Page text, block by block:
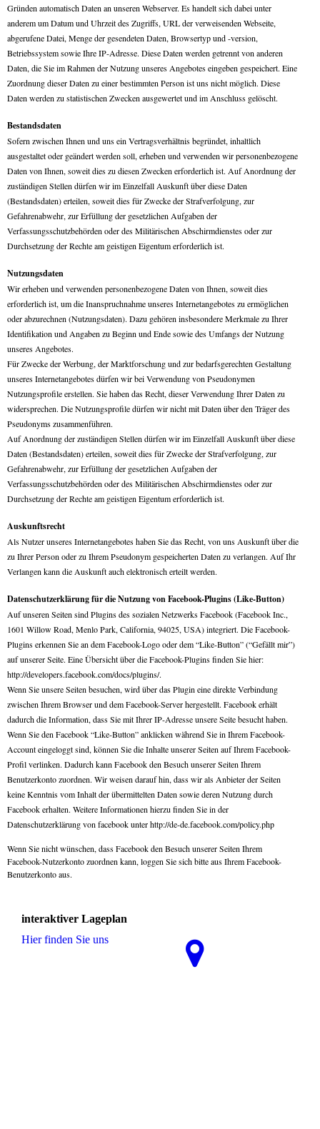
Gründen automatisch Daten an unseren Webserver. Es handelt sich dabei unter
anderem um Datum und Uhrzeit des Zugriffs, URL der verweisenden Webseite,
abgerufene Datei, Menge der gesendeten Daten, Browsertyp und -version,
Betriebssystem sowie Ihre IP-Adresse. Diese Daten werden getrennt von anderen
Daten, die Sie im Rahmen der Nutzung unseres Angebotes eingeben gespeichert. Eine
Zuordnung dieser Daten zu einer bestimmten Person ist uns nicht möglich. Diese
Daten werden zu statistischen Zwecken ausgewertet und im Anschluss gelöscht.
Bestandsdaten
Sofern zwischen Ihnen und uns ein Vertragsverhältnis begründet, inhaltlich
ausgestaltet oder geändert werden soll, erheben und verwenden wir personenbezogene
Daten von Ihnen, soweit dies zu diesen Zwecken erforderlich ist. Auf Anordnung der
zuständigen Stellen dürfen wir im Einzelfall Auskunft über diese Daten
(Bestandsdaten) erteilen, soweit dies für Zwecke der Strafverfolgung, zur
Gefahrenabwehr, zur Erfüllung der gesetzlichen Aufgaben der
Verfassungsschutzbehörden oder des Militärischen Abschirmdienstes oder zur
Durchsetzung der Rechte am geistigen Eigentum erforderlich ist.
Nutzungsdaten
Wir erheben und verwenden personenbezogene Daten von Ihnen, soweit dies
erforderlich ist, um die Inanspruchnahme unseres Internetangebotes zu ermöglichen
oder abzurechnen (Nutzungsdaten). Dazu gehören insbesondere Merkmale zu Ihrer
Identifikation und Angaben zu Beginn und Ende sowie des Umfangs der Nutzung
unseres Angebotes.
Für Zwecke der Werbung, der Marktforschung und zur bedarfsgerechten Gestaltung
unseres Internetangebotes dürfen wir bei Verwendung von Pseudonymen
Nutzungsprofile erstellen. Sie haben das Recht, dieser Verwendung Ihrer Daten zu
widersprechen. Die Nutzungsprofile dürfen wir nicht mit Daten über den Träger des
Pseudonyms zusammenführen.
Auf Anordnung der zuständigen Stellen dürfen wir im Einzelfall Auskunft über diese
Daten (Bestandsdaten) erteilen, soweit dies für Zwecke der Strafverfolgung, zur
Gefahrenabwehr, zur Erfüllung der gesetzlichen Aufgaben der
Verfassungsschutzbehörden oder des Militärischen Abschirmdienstes oder zur
Durchsetzung der Rechte am geistigen Eigentum erforderlich ist.
Auskunftsrecht
Als Nutzer unseres Internetangebotes haben Sie das Recht, von uns Auskunft über die
zu Ihrer Person oder zu Ihrem Pseudonym gespeicherten Daten zu verlangen. Auf Ihr
Verlangen kann die Auskunft auch elektronisch erteilt werden.
Datenschutzerklärung für die Nutzung von Facebook-Plugins (Like-Button)
Auf unseren Seiten sind Plugins des sozialen Netzwerks Facebook (Facebook Inc.,
1601 Willow Road, Menlo Park, California, 94025, USA) integriert. Die Facebook-
Plugins erkennen Sie an dem Facebook-Logo oder dem “Like-Button” (“Gefällt mir”)
auf unserer Seite. Eine Übersicht über die Facebook-Plugins finden Sie hier:
http://developers.facebook.com/docs/plugins/.
Wenn Sie unsere Seiten besuchen, wird über das Plugin eine direkte Verbindung
zwischen Ihrem Browser und dem Facebook-Server hergestellt. Facebook erhält
dadurch die Information, dass Sie mit Ihrer IP-Adresse unsere Seite besucht haben.
Wenn Sie den Facebook “Like-Button” anklicken während Sie in Ihrem Facebook-
Account eingeloggt sind, können Sie die Inhalte unserer Seiten auf Ihrem Facebook-
Profil verlinken. Dadurch kann Facebook den Besuch unserer Seiten Ihrem
Benutzerkonto zuordnen. Wir weisen darauf hin, dass wir als Anbieter der Seiten
keine Kenntnis vom Inhalt der übermittelten Daten sowie deren Nutzung durch
Facebook erhalten. Weitere Informationen hierzu finden Sie in der
Datenschutzerklärung von facebook unter http://de-de.facebook.com/policy.php
Wenn Sie nicht wünschen, dass Facebook den Besuch unserer Seiten Ihrem
Facebook-Nutzerkonto zuordnen kann, loggen Sie sich bitte aus Ihrem Facebook-
Benutzerkonto aus.
interaktiver Lageplan
Hier finden Sie uns